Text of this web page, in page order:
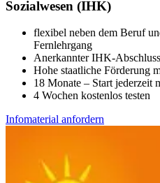
Sozialwesen (IHK)
flexibel neben dem Beruf
Fernlehrgang
Anerkannter IHK-Abschluss
Hohe staatliche Förderung
18 Monate – Start jederzeit
4 Wochen kostenlos testen
Infomaterial anfordern